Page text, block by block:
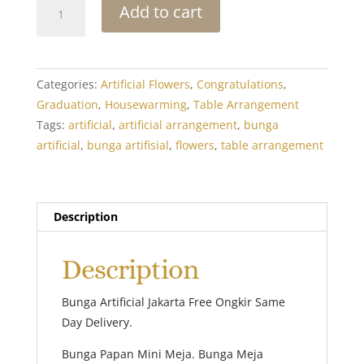
Bloom
Board
quantity
Add to cart
Categories: Artificial Flowers, Congratulations,
Graduation, Housewarming, Table Arrangement
Tags: artificial, artificial arrangement, bunga
artificial, bunga artifisial, flowers, table arrangement
Description
Description
Bunga Artificial Jakarta Free Ongkir Same
Day Delivery.
Bunga Papan Mini Meja. Bunga Meja